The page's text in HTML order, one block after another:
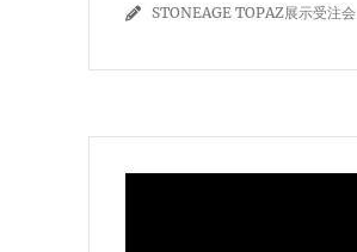
STONEAGE TOPAZ展示受注会